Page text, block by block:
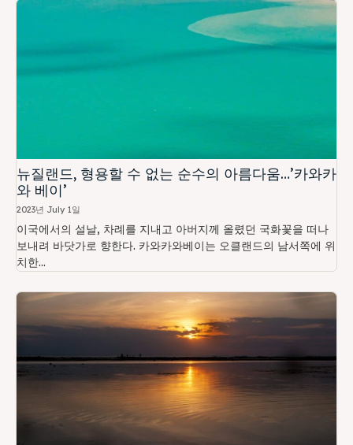
뉴질랜드, 형용할 수 없는 순수의 아름다움…’카와카
와 베이’
2023년 July 1일
이국에서의 설날, 차례를 지내고 아버지께 올렸던 국화꽃을 떠나
보내려 바닷가로 향한다. 카와카와베이는 오클랜드의 남서쪽에 위
치한...